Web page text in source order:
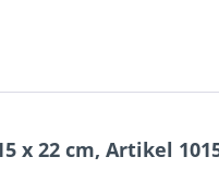
x 22 cm, Artikel